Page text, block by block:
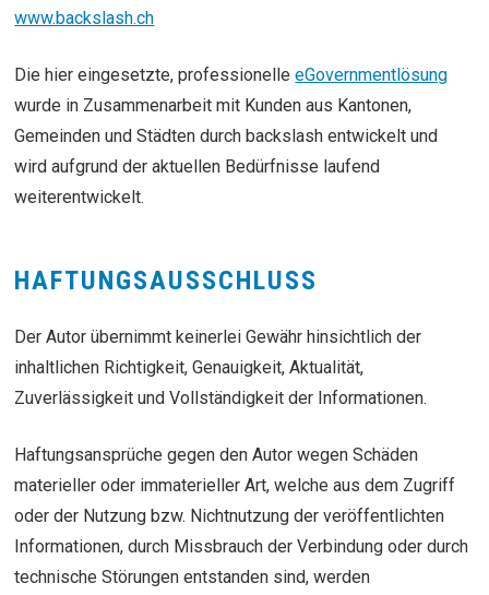
www.backslash.ch
Die hier eingesetzte, professionelleeGovernmentlösung
wurde in Zusammenarbeit mit Kunden aus Kantonen,
Gemeinden und Städten durch backslash entwickelt und
wird aufgrund der aktuellen Bedürfnisse laufend
weiterentwickelt.
HAFTUNGSAUSSCHLUSS
Der Autor übernimmt keinerlei Gewähr hinsichtlich der
inhaltlichen Richtigkeit, Genauigkeit, Aktualität,
Zuverlässigkeit und Vollständigkeit der Informationen.
Haftungsansprüche gegen den Autor wegen Schäden
materieller oder immaterieller Art, welche aus dem Zugriff
oder der Nutzung bzw. Nichtnutzung der veröffentlichten
Informationen, durch Missbrauch der Verbindung oder durch
technische Störungen entstanden sind, werden